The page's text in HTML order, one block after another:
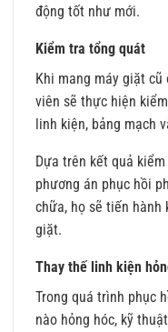
động tốt như mới.
Kiểm tra tổng quát
Khi mang máy giặt
viên sẽ thực hiện
linh kiện, bảng mạch
Dựa trên kết quả
phương án phục hồi
chữa, họ sẽ tiến hành
giặt.
Thay thế linh kiện
Trong quá trình phục
nào hỏng hóc, kỹ